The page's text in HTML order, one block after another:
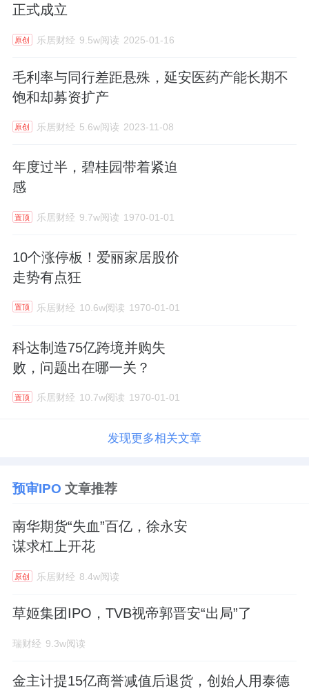
正式成立
原创 乐居财经 9.5w阅读 2025-01-16
毛利率与同行差距悬殊，延安医药产能长期不
饱和却募资扩产
原创 乐居财经 5.6w阅读 2023-11-08
年度过半，碧桂园带着紧迫
感
置顶 乐居财经 9.7w阅读 1970-01-01
10个涨停板！爱丽家居股价
走势有点狂
置顶 乐居财经 10.6w阅读 1970-01-01
科达制造75亿跨境并购失
败，问题出在哪一关？
置顶 乐居财经 10.7w阅读 1970-01-01
发现更多相关文章
预审IPO 文章推荐
南华期货“失血”百亿，徐永安
谋求杠上开花
原创 乐居财经 8.4w阅读
草姬集团IPO，TVB视帝郭晋安“出局”了
瑞财经 9.3w阅读
金主计提15亿商誉减值后退货，创始人用泰德